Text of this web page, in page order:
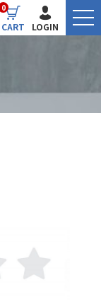
CART
0
LOGIN